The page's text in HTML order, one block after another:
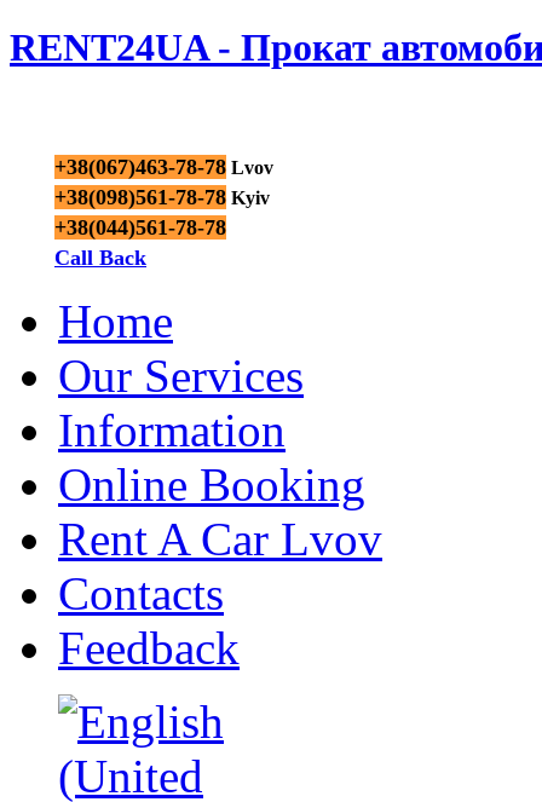
RENT24UA - Прокат
+38(067)463-78-78 Lvov
+38(098)561-78-78 Kyiv
+38(044)561-78-78
Call Back
Home
Our Services
Information
Online Booking
Rent A Car Lvov
Contacts
Feedback